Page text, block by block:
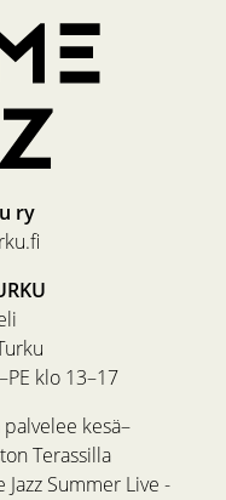
ry
klo 13–17
kesä–
Terassilla
Summer Live -